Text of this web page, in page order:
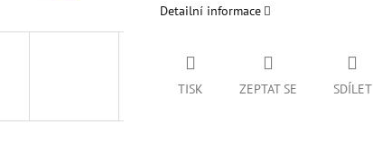
Detailní informace
TISK ZEPTAT SE SDÍLET